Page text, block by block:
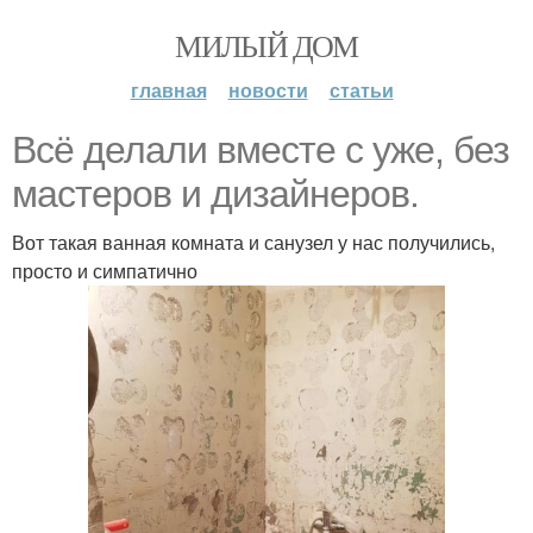
МИЛЫЙ ДОМ
главная новости статьи
Всё делали вместе с уже, без
мастеров и дизайнеров.
Вот такая ванная комната и санузел у нас получились,
просто и симпатично